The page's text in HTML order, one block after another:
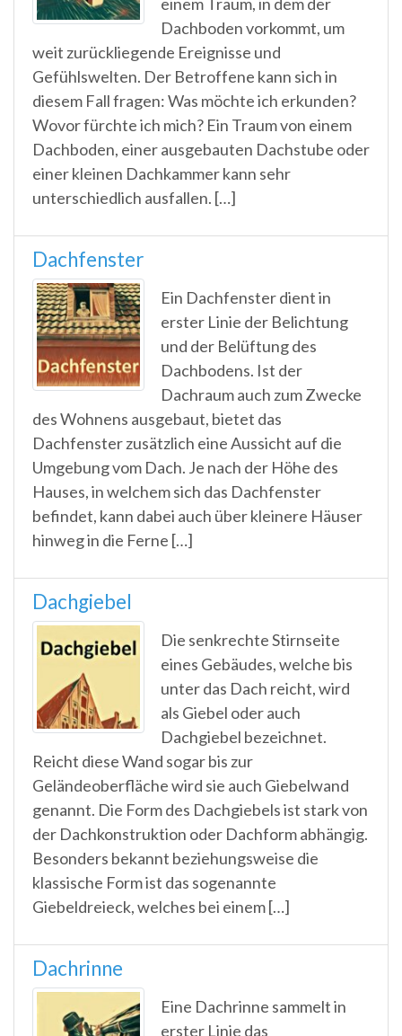
Dachboden vorkommt, um
weit zurückliegende Ereignisse und
Gefühlswelten. Der Betroffene kann sich in
diesem Fall fragen: Was möchte ich erkunden?
Wovor fürchte ich mich? Ein Traum von einem
Dachboden, einer ausgebauten Dachstube oder
einer kleinen Dachkammer kann sehr
unterschiedlich ausfallen. […]
Dachfenster
Ein Dachfenster dient in
erster Linie der Belichtung
und der Belüftung des
Dachbodens. Ist der
Dachraum auch zum Zwecke
des Wohnens ausgebaut, bietet das
Dachfenster zusätzlich eine Aussicht auf die
Umgebung vom Dach. Je nach der Höhe des
Hauses, in welchem sich das Dachfenster
befindet, kann dabei auch über kleinere Häuser
hinweg in die Ferne […]
Dachgiebel
Die senkrechte Stirnseite
eines Gebäudes, welche bis
unter das Dach reicht, wird
als Giebel oder auch
Dachgiebel bezeichnet.
Reicht diese Wand sogar bis zur
Geländeoberfläche wird sie auch Giebelwand
genannt. Die Form des Dachgiebels ist stark von
der Dachkonstruktion oder Dachform abhängig.
Besonders bekannt beziehungsweise die
klassische Form ist das sogenannte
Giebeldreieck, welches bei einem […]
Dachrinne
Eine Dachrinne sammelt in
erster Linie das